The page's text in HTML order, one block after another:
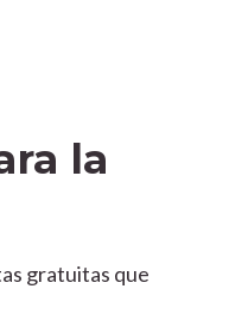
la
gratuitas que